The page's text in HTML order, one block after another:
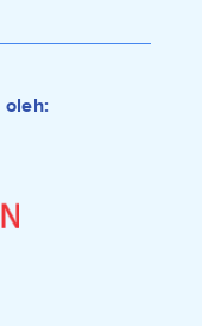
oleh: